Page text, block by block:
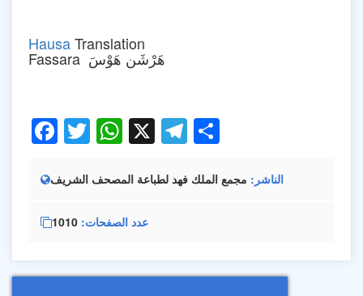
HausaTranslation
Fassara هَرْشَن هَوْسَ
Facebook
Twitter
WhatsApp
X Telegram
الناشر مجمع الملك فهد لطباعة المصحف الشريف
عدد الصفحات 1010